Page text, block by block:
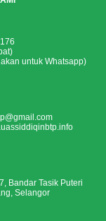
untuk Whatsapp)
Bandar Tasik Puteri
Selangor